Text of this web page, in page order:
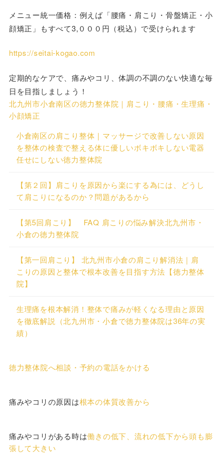
メニュー統一価格：例えば「腰痛・肩こり・骨盤矯正・小
顔矯正」もすべて3,０００円（税込）で受けられます
https://seitai-kogao.com
定期的なケアで、痛みやコリ、体調の不調のない快適な毎
日を目指しましょう！
北九州市小倉南区の徳力整体院｜肩こり・腰痛・生理痛・
小顔矯正
小倉南区の肩こり整体｜マッサージで改善しない原因
を整体の検査で整える体に優しいボキボキしない電器
任せにしない徳力整体院
【第２回】肩こりを原因から楽にする為には、どうし
て肩こりになるのか？問題があるから
【第5回肩こり】 FAQ 肩こりの悩み解決北九州市・
小倉の徳力整体院
【第一回肩こり】 北九州市小倉の肩こり解消法｜肩
こりの原因と整体で根本改善を目指す方法【徳力整体
院】
生理痛を根本解消！整体で痛みが軽くなる理由と原因
を徹底解説（北九州市・小倉で徳力整体院は36年の実
績）
徳力整体院へ相談・予約の電話をかける
痛みやコリの原因は根本の体質改善から
痛みやコリがある時は働きの低下、流れの低下から頭も膨
張して大きい